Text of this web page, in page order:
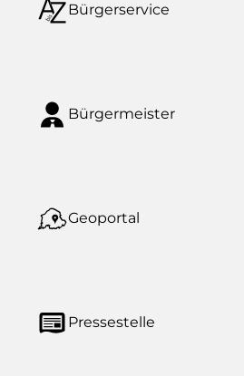
Bürgerservice
Bürgermeister
Geoportal
Pressestelle